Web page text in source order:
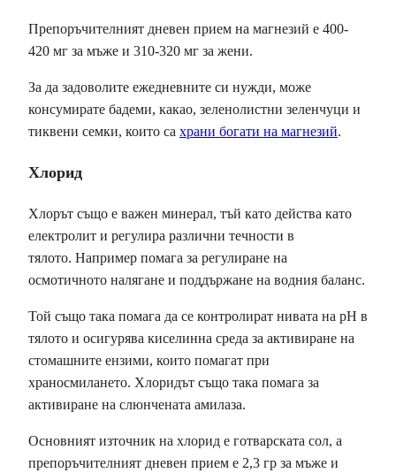
Препоръчителният дневен прием на магнезий е 400-
420 мг за мъже и 310-320 мг за жени.
За да задоволите ежедневните си нужди, може
консумирате бадеми, какао, зеленолистни зеленчуци и
тиквени семки, които са храни богати на магнезий.
Хлорид
Хлорът също е важен минерал, тъй като действа като
електролит и регулира различни течности в
тялото. Например помага за регулиране на
осмотичното налягане и поддържане на водния баланс.
Той също така помага да се контролират нивата на pH в
тялото и осигурява киселинна среда за активиране на
стомашните ензими, които помагат при
храносмилането. Хлоридът също така помага за
активиране на слюнчената амилаза.
Основният източник на хлорид е готварската сол, а
препоръчителният дневен прием е 2,3 гр за мъже и